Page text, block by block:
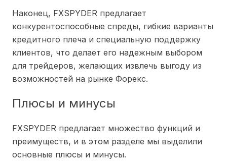
Наконец, FXSPYDER предлагает
конкурентоспособные спреды, гибкие варианты
кредитного плеча и специальную поддержку
клиентов, что делает его надежным выбором
для трейдеров, желающих извлечь выгоду из
возможностей на рынке Форекс.
Плюсы и минусы
FXSPYDER предлагает множество функций и
преимуществ, и в этом разделе мы выделили
основные плюсы и минусы.